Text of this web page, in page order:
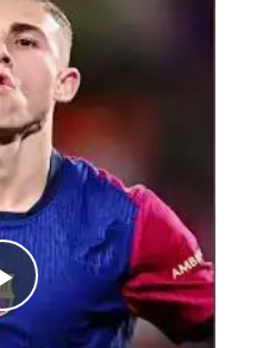
Play